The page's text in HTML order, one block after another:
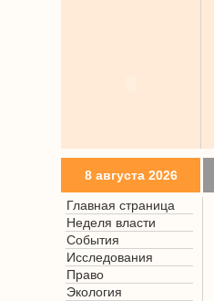
8 августа 2026
Главная страница
Неделя власти
События
Исследования
Право
Экология